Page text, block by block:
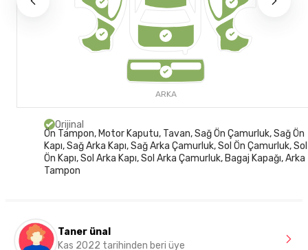
ARKA
Orijinal
Ön Tampon, Motor Kaputu, Tavan, Sağ Ön Çamurluk, Sağ Ön
Kapı, Sağ Arka Kapı, Sağ Arka Çamurluk, Sol Ön Çamurluk, Sol
Ön Kapı, Sol Arka Kapı, Sol Arka Çamurluk, Bagaj Kapağı, Arka
Tampon
Taner ünal
Kas 2022 tarihinden beri üye